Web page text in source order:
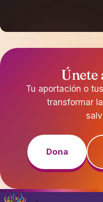
Únete
Tu aportación o
transformar
Dona